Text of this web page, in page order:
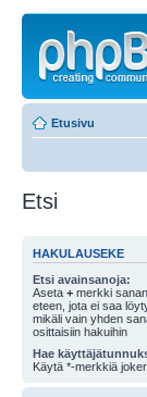
Etusivu
Etsi
HAKULAUSEKE
Etsi avainsanoja:
Aseta + merkki
eteen, jota ei saa
mikäli vain yhden
osittaisiin hakuihin
Hae
Käytä *-merkkiä